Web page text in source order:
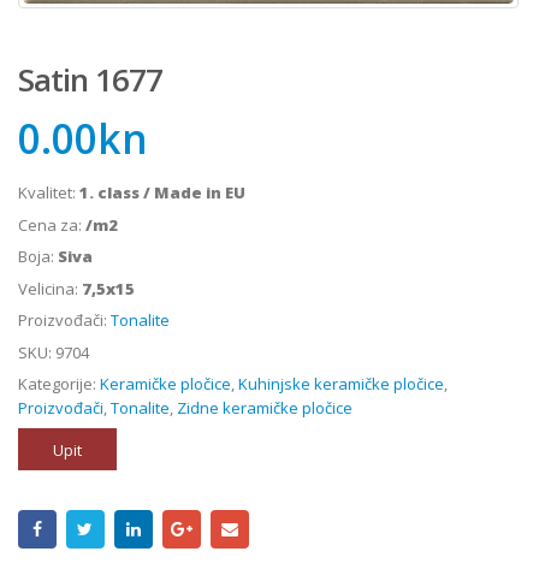
Satin 1677
0.00kn
Kvalitet: 1. class / Made in EU
Cena za: /m2
Boja: Siva
Velicina: 7,5x15
Proizvođači: Tonalite
SKU: 9704
Kategorije: Keramičke pločice,Kuhinjske keramičke pločice,
Proizvođači,Tonalite, Zidne keramičke pločice
Upit